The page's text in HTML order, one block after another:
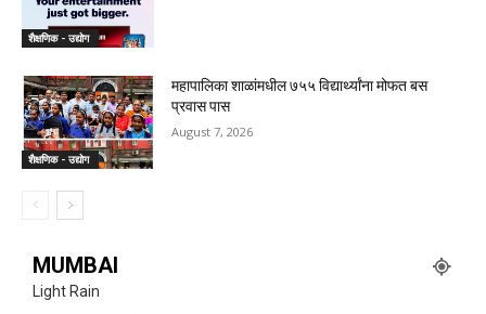
शैक्षणिक - उद्योग
शैक्षणिक - उद्योग
महापालिका शाळांमधील ७५५ विद्यार्थ्यांना मोफत बस
प्रवास पास
August 7, 2026
MUMBAI
Light Rain